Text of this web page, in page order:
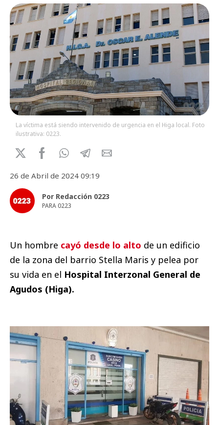
La víctima está siendo intervenido de urgencia en el Higa local. Foto
ilustrativa: 0223.
26 de Abril de 2024 09:19
Por Redacción 0223
PARA 0223
Un hombre cayó desde lo alto de un edificio
de la zona del barrio Stella Maris y pelea por
su vida en el Hospital Interzonal General de
Agudos (Higa).